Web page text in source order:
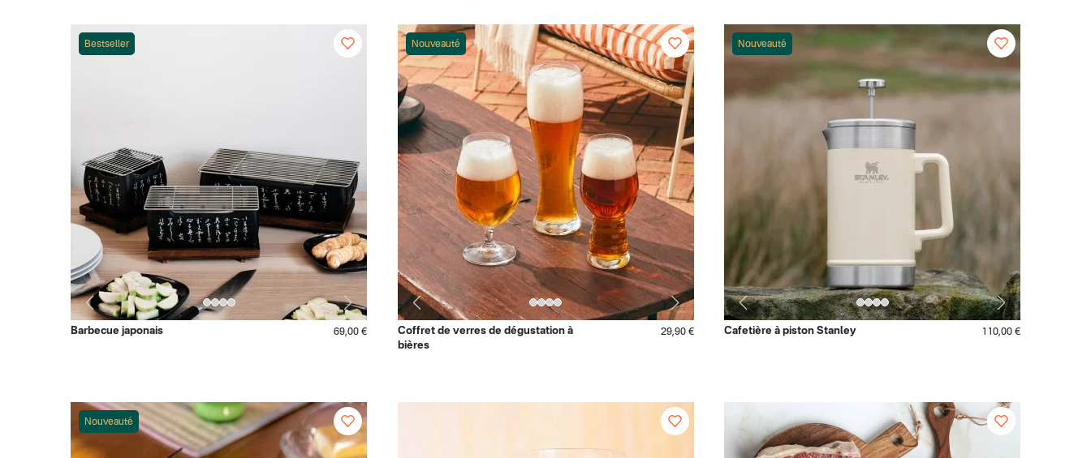
Bestseller
Barbecue japonais 69,00 €
Nouveauté
Coffret de verres de dégustation à
bières
29,90 €
Nouveauté
Cafetière à piston Stanley 110,00 €
Nouveauté